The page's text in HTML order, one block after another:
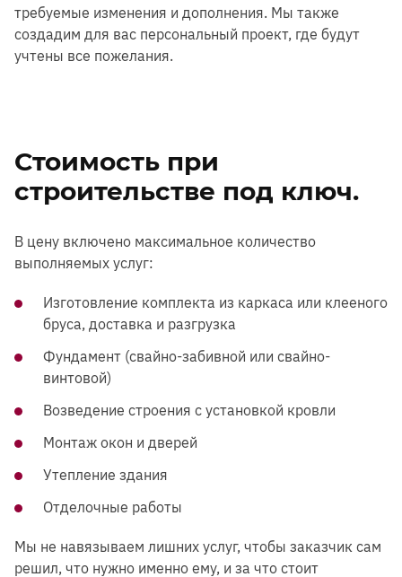
требуемые изменения и дополнения. Мы также
создадим для вас персональный проект, где будут
учтены все пожелания.
Стоимость при
строительстве под ключ.
В цену включено максимальное количество
выполняемых услуг:
Изготовление комплекта из каркаса или клееного
бруса, доставка и разгрузка
Фундамент (свайно-забивной или свайно-
винтовой)
Возведение строения с установкой кровли
Монтаж окон и дверей
Утепление здания
Отделочные работы
Мы не навязываем лишних услуг, чтобы заказчик сам
решил, что нужно именно ему, и за что стоит